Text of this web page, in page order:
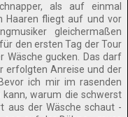
als auf einmal
Haaren fliegt auf und vor
gleichermaßen
den ersten Tag der Tour
Wäsche gucken. Das darf
erfolgten Anreise und der
ich mir im rasenden
warum die schwerst
aus der Wäsche schaut -